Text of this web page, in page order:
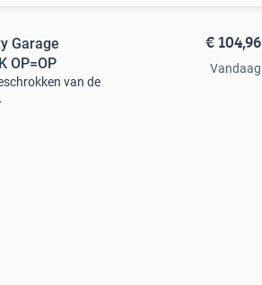
Garage
OP=OP
van de
€ 104,96
Vandaag